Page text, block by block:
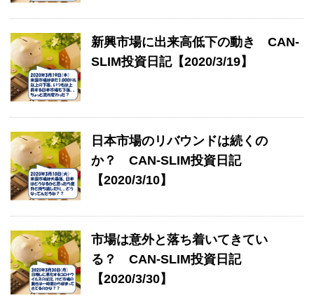
新興市場に出来高低下の動き CAN-
SLIM投資日記【2020/3/19】
日本市場のリバウンドは続くの
か？ CAN-SLIM投資日記
【2020/3/10】
市場は意外と落ち着いてきてい
る？ CAN-SLIM投資日記
【2020/3/30】